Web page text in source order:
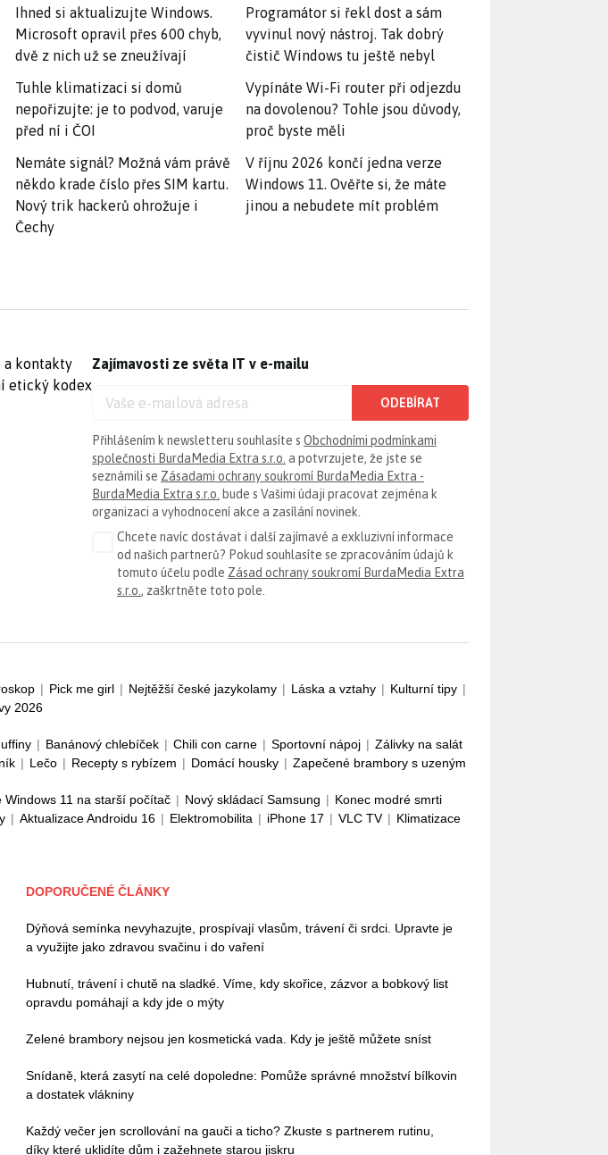
Ihned si aktualizujte Windows.
Microsoft opravil přes 600 chyb,
dvě z nich už se zneužívají
Tuhle klimatizaci si domů
nepořizujte: je to podvod, varuje
před ní i ČOI
Nemáte signál? Možná vám právě
někdo krade číslo přes SIM kartu.
Nový trik hackerů ohrožuje i
Čechy
Programátor si řekl dost a sám
vyvinul nový nástroj. Tak dobrý
čistič Windows tu ještě nebyl
Vypínáte Wi-Fi router při odjezdu
na dovolenou? Tohle jsou důvody,
proč byste měli
V říjnu 2026 končí jedna verze
Windows 11. Ověřte si, že máte
jinou a nebudete mít problém
a kontakty
etický kodex
Zajímavosti ze světa IT v e-mailu
ODEBÍRAT
Přihlášením k newsletteru souhlasíte s Obchodními podmínkami
společnosti BurdaMedia Extra s.r.o. a potvrzujete, že jste se
seznámili se Zásadami ochrany soukromí BurdaMedia Extra -
BurdaMedia Extra s.r.o. bude s Vašimi údaji pracovat zejména k
organizaci a vyhodnocení akce a zasílání novinek.
Chcete navíc dostávat i další zajímavé a exkluzivní informace
od našich partnerů? Pokud souhlasíte se zpracováním údajů k
tomuto účelu podle Zásad ochrany soukromí BurdaMedia Extra
s.r.o. , zaškrtněte toto pole.
| Pick me girl | Nejtěžší české jazykolamy | Láska a vztahy | Kulturní tipy |
2026
| Banánový chlebíček | Chili con carne | Sportovní nápoj | Zálivky na salát
| Lečo | Recepty s rybízem | Domácí housky | Zapečené brambory s uzeným
Windows 11 na starší počítač | Nový skládací Samsung | Konec modré smrti
| Aktualizace Androidu 16 | Elektromobilita | iPhone 17 | VLC TV | Klimatizace
DOPORUČENÉ ČLÁNKY
Dýňová semínka nevyhazujte, prospívají vlasům, trávení či srdci. Upravte je
a využijte jako zdravou svačinu i do vaření
Hubnutí, trávení i chutě na sladké. Víme, kdy skořice, zázvor a bobkový list
opravdu pomáhají a kdy jde o mýty
Zelené brambory nejsou jen kosmetická vada. Kdy je ještě můžete sníst
Snídaně, která zasytí na celé dopoledne: Pomůže správné množství bílkovin
a dostatek vlákniny
Každý večer jen scrollování na gauči a ticho? Zkuste s partnerem rutinu,
díky které uklidíte dům i zažehnete starou jiskru